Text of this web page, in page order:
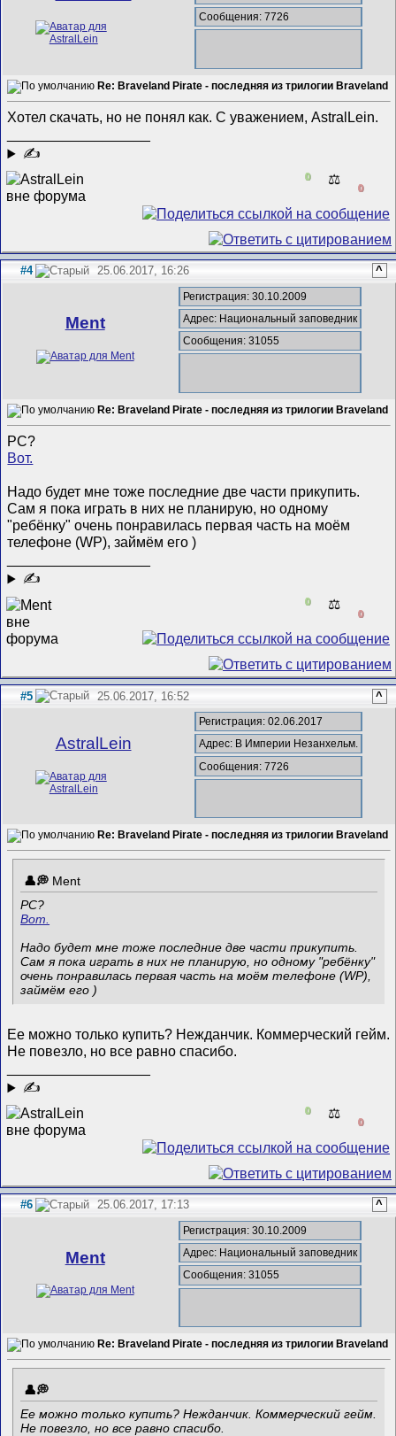
Сообщения: 7726
Re: Braveland Pirate - последняя из трилогии Braveland
Хотел скачать, но не понял как. С уважением, AstralLein.
✍
0 ⚖️
0
#4 25.06.2017, 16:26 ^
Ment
Регистрация: 30.10.2009
Адрес: Национальный заповедник
Сообщения: 31055
Re: Braveland Pirate - последняя из трилогии Braveland
PC?
Вот.
Надо будет мне тоже последние две части прикупить.
Сам я пока играть в них не планирую, но одному
"ребёнку" очень понравилась первая часть на моём
телефоне (WP), займём его )
✍
0 ⚖️
0
#5 25.06.2017, 16:52 ^
AstralLein
Регистрация: 02.06.2017
Адрес: В Империи Незанхельм.
Сообщения: 7726
Re: Braveland Pirate - последняя из трилогии Braveland
Ment
PC?
Вот.
Надо будет мне тоже последние две части прикупить.
Сам я пока играть в них не планирую, но одному "ребёнку"
очень понравилась первая часть на моём телефоне (WP),
займём его )
Ее можно только купить? Нежданчик. Коммерческий гейм.
Не повезло, но все равно спасибо.
✍
0 ⚖️
0
#6 25.06.2017, 17:13 ^
Ment
Регистрация: 30.10.2009
Адрес: Национальный заповедник
Сообщения: 31055
Re: Braveland Pirate - последняя из трилогии Braveland
Ее можно только купить? Нежданчик. Коммерческий гейм.
Не повезло, но все равно спасибо.